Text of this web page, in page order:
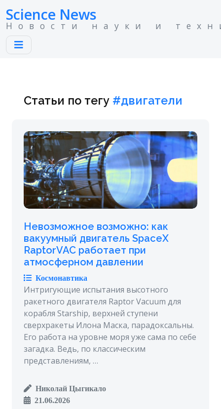
Science News
Новости науки и
Статьи по тегу #двигатели
Невозможное возможно: как
вакуумный двигатель SpaceX
RaptorVAC работает при
атмосферном давлении
Космонавтика
Интригующие испытания высотного
ракетного двигателя Raptor Vacuum для
корабля Starship, верхней ступени
сверхракеты Илона Маска, парадоксальны.
Его работа на уровне моря уже сама по себе
загадка. Ведь, по классическим
представлениям, …
Николай Цыгикало
21.06.2026